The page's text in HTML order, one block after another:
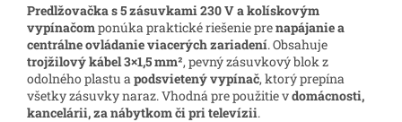
Predlžovačka s 5 zásuvkami 230 V a kolískovým
vypínačomponúka praktické riešenie prenapájanie a
centrálne ovládanie viacerých zariadení. Obsahuje
trojžilový kábel 3×1,5 mm², pevný zásuvkový blok z
odolného plastu apodsvietený vypínač, ktorý prepína
všetky zásuvky naraz. Vhodná pre použitie vdomácnosti,
kancelárii, za nábytkom či pri televízii.